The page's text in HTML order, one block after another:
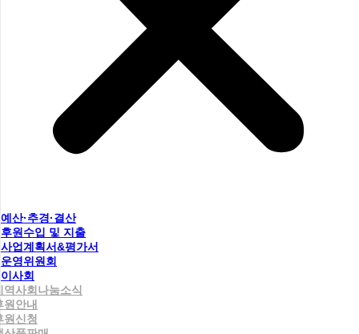
예산·추경·결산
후원수입 및 지출
사업계획서&평가서
운영위원회
이사회
역사회나눔소식
원안내
원신청